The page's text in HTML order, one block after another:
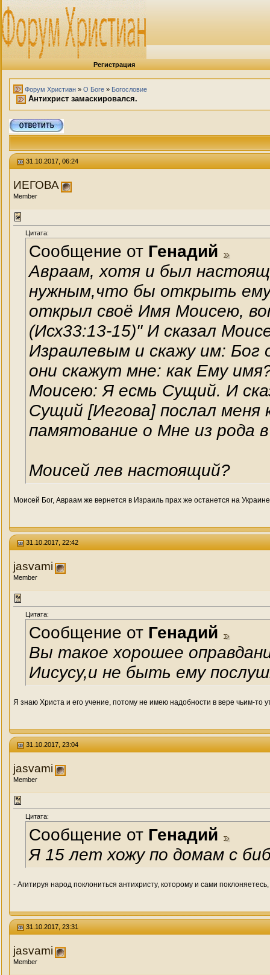
Регистрация
Форум Христиан » О Боге » Богословие
Антихрист замаскировался.
31.10.2017, 06:24
ИЕГОВА
Member
Цитата:
Сообщение от Генадий
Авраам, хотя и был
нужным,что бы открыть ему
открыл своё Имя Моисею,
(Исх33:13-15)" И сказал
Израилевым и скажу им: Бог
они скажут мне: как Ему
Моисею: Я есмь Сущий. И
Сущий [Иегова] послал
памятование о Мне из рода
Моисей лев настоящий?
Моисей Бог, Авраам же вернется в Израиль прах же останется на
31.10.2017, 22:42
jasvami
Member
Цитата:
Сообщение от Генадий
Вы такое хорошее
Иисусу,и не быть ему
Я знаю Христа и его учение, потому не имею надобности в вере чьим-то
31.10.2017, 23:04
jasvami
Member
Цитата:
Сообщение от Генадий
Я 15 лет хожу по домам с
- Агитируя народ поклониться антихристу, которому и сами
31.10.2017, 23:31
jasvami
Member